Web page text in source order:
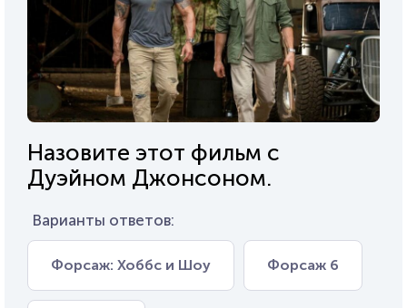
Назовите этот фильм с
Дуэйном Джонсоном.
Варианты ответов:
Форсаж: Хоббс и Шоу Форсаж 6